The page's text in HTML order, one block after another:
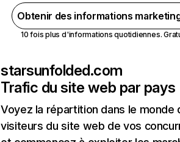
Obtenir des informations
10 fois plus d'informations quotidiennes.
starsunfolded.com
Trafic du site web par pays
Voyez la répartition dans le monde
visiteurs du site web de vos